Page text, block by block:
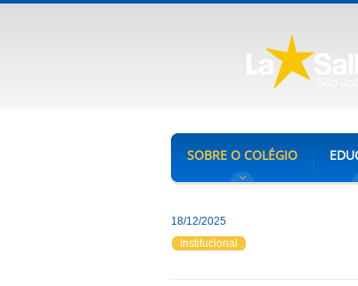
SOBRE O COLÉGIO
18/12/2025
Institucional